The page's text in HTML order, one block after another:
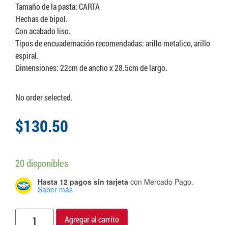
Tamaño de la pasta: CARTA
Hechas de bipol.
Con acabado liso.
Tipos de encuadernación recomendadas: arillo metalico, arillo
espiral.
Dimensiones: 22cm de ancho x 28.5cm de largo.
No order selected.
$130.50
20 disponibles
Hasta 12 pagos sin tarjeta con Mercado Pago.
Saber más
Agregar al carrito